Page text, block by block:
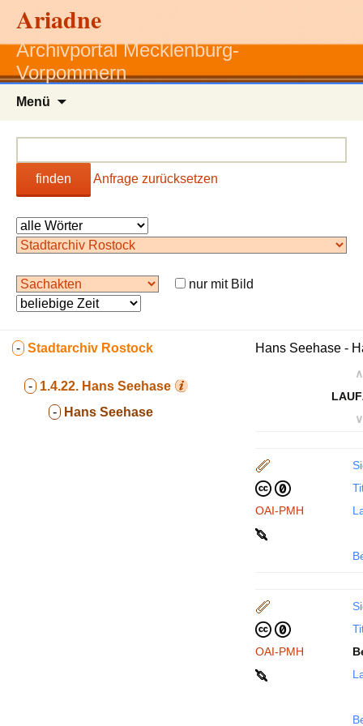
Ariadne
Archivportal Mecklenburg-
Vorpommern
Menü
finden Anfrage zurücksetzen
nur mit Bild
- Stadtarchiv Rostock
- 1.4.22. Hans Seehase
- Hans Seehase
Hans Seehase -
∧
∨
OAI-PMH
OAI-PMH